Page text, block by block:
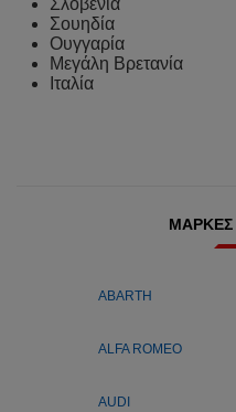
Σλοβενία
Σουηδία
Ουγγαρία
Μεγάλη Βρετανία
Ιταλία
ABARTH
ALFA ROMEO
AUDI